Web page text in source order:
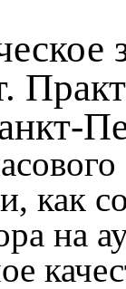
как
на